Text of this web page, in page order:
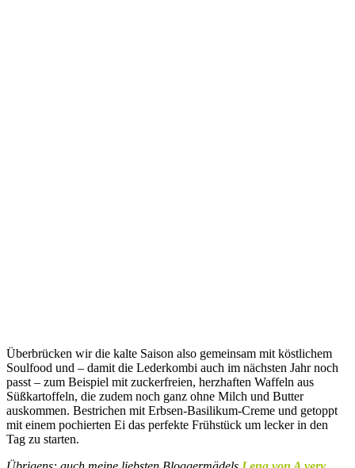
Überbrücken wir die kalte Saison also gemeinsam mit köstlichem
Soulfood und – damit die Lederkombi auch im nächsten Jahr noch
passt – zum Beispiel mit zuckerfreien, herzhaften Waffeln aus
Süßkartoffeln, die zudem noch ganz ohne Milch und Butter
auskommen. Bestrichen mit Erbsen-Basilikum-Creme und getoppt
mit einem pochierten Ei das perfekte Frühstück um lecker in den
Tag zu starten.